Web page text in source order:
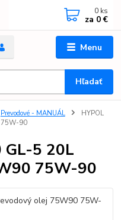
Menu
Hľadať
0 ks
za 0 €
Prevodové - MANUÁL
HYPOL
75W-90
GL-5 20L
75W-90